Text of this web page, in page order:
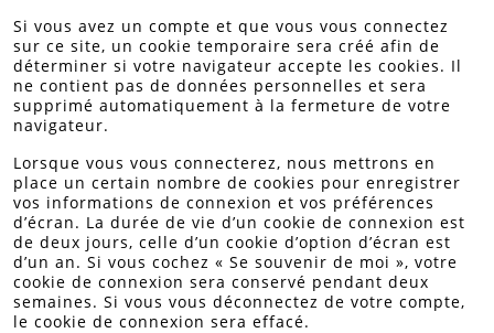
Si vous avez un compte et que vous vous connectez
sur ce site, un cookie temporaire sera créé afin de
déterminer si votre navigateur accepte les cookies. Il
ne contient pas de données personnelles et sera
supprimé automatiquement à la fermeture de votre
navigateur.
Lorsque vous vous connecterez, nous mettrons en
place un certain nombre de cookies pour enregistrer
vos informations de connexion et vos préférences
d’écran. La durée de vie d’un cookie de connexion est
de deux jours, celle d’un cookie d’option d’écran est
d’un an. Si vous cochez « Se souvenir de moi », votre
cookie de connexion sera conservé pendant deux
semaines. Si vous vous déconnectez de votre compte,
le cookie de connexion sera effacé.